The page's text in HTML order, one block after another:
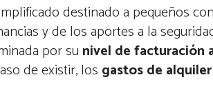
destinado a pequeños
y de los aportes a la
por su nivel de facturación
de existir, los gastos de alquiler